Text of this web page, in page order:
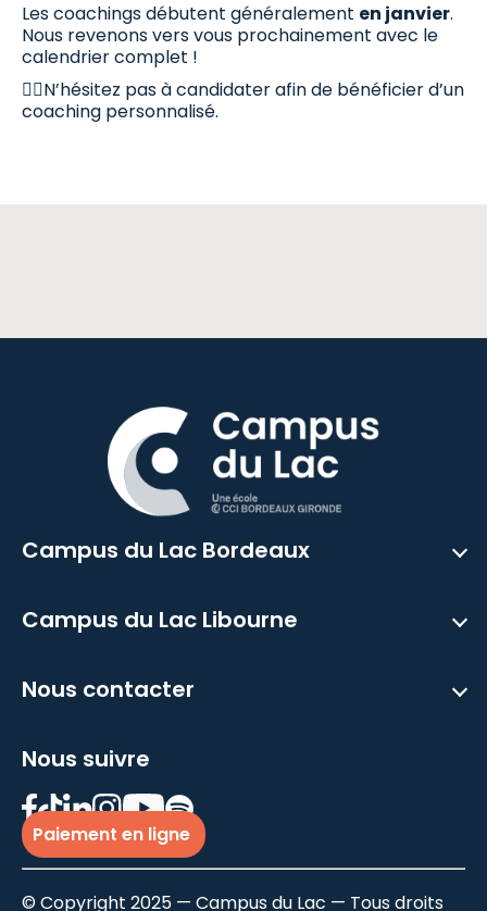
Les coachings débutent généralement en janvier.
Nous revenons vers vous prochainement avec le
calendrier complet !
👉🏼N’hésitez pas à candidater afin de bénéficier d’un
coaching personnalisé.
Campus du Lac Bordeaux
Campus du Lac Libourne
Nous contacter
Nous suivre
Paiement en ligne
© Copyright 2025 — Campus du Lac — Tous droits